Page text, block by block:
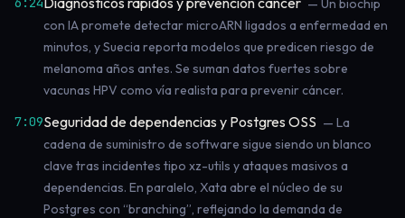
— Un biochip
con IA promete detectar microARN ligados a enfermedad en
minutos, y Suecia reporta modelos que predicen riesgo de
melanoma años antes. Se suman datos fuertes sobre
vacunas HPV como vía realista para prevenir cáncer.
7:09Seguridad de dependencias y Postgres OSS — La
cadena de suministro de software sigue siendo un blanco
clave tras incidentes tipo xz-utils y ataques masivos a
dependencias. En paralelo, Xata abre el núcleo de su
Postgres con “branching”, reflejando la demanda de